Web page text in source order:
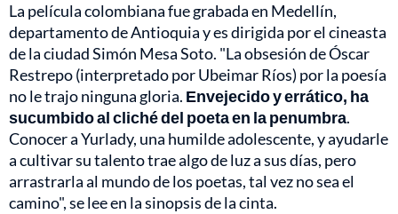
La película colombiana fue grabada en Medellín,
departamento de Antioquia y es dirigida por el cineasta
de la ciudad Simón Mesa Soto. "La obsesión de Óscar
Restrepo (interpretado por Ubeimar Ríos) por la poesía
no le trajo ninguna gloria. Envejecido y errático, ha
sucumbido al cliché del poeta en la penumbra.
Conocer a Yurlady, una humilde adolescente, y ayudarle
a cultivar su talento trae algo de luz a sus días, pero
arrastrarla al mundo de los poetas, tal vez no sea el
camino", se lee en la sinopsis de la cinta.